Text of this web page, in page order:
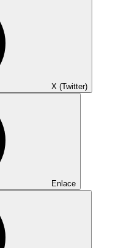
X (Twitter)
Enlace